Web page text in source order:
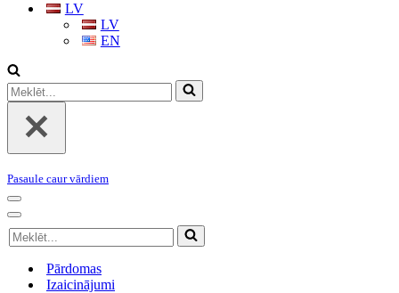
LV
LV
EN
Meklēt...
Pasaule caur vārdiem
Navigation
Menu
Navigation
Menu
Meklēt...
Pārdomas
Izaicinājumi